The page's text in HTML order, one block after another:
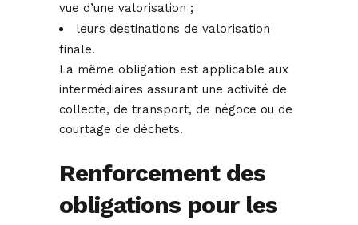
vue d’une valorisation ;
leurs destinations de valorisation
finale.
La même obligation est applicable aux
intermédiaires assurant une activité de
collecte, de transport, de négoce ou de
courtage de déchets.
Renforcement des
obligations pour les